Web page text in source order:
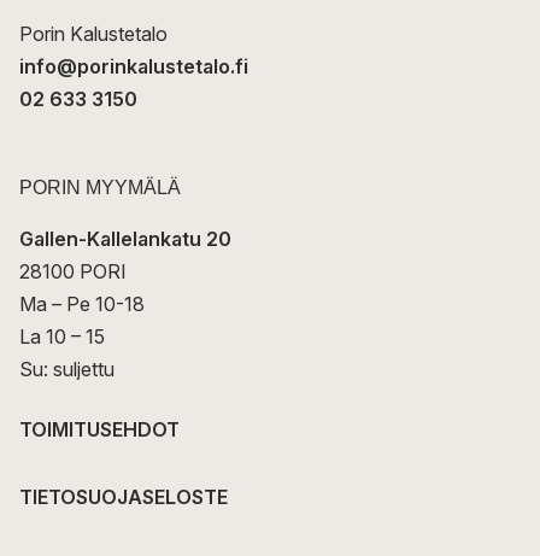
Porin Kalustetalo
info@porinkalustetalo.fi
02 633 3150
PORIN MYYMÄLÄ
Gallen-Kallelankatu 20
28100 PORI
Ma – Pe 10-18
La 10 – 15
Su: suljettu
TOIMITUSEHDOT
TIETOSUOJASELOSTE